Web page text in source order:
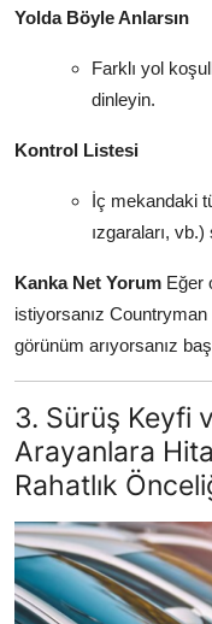
Yolda Böyle Anlarsın
Farklı yol
dinleyin.
Kontrol Listesi
İç mekandaki
ızgaraları,
Kanka Net Yorum Eğer
istiyorsanız
görünüm arıyorsanız
3. Sürüş Keyfi
Arayanlara
Rahatlık